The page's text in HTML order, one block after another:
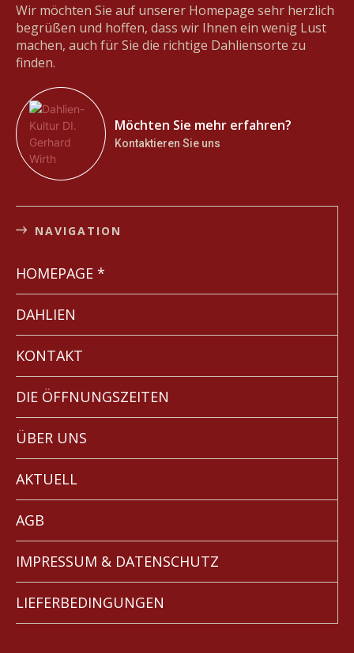
Wir möchten Sie auf unserer Homepage sehr herzlich
begrüßen und hoffen, dass wir Ihnen ein wenig Lust
machen, auch für Sie die richtige Dahliensorte zu
finden.
Möchten Sie mehr erfahren?
Kontaktieren Sie uns
NAVIGATION
HOMEPAGE *
DAHLIEN
KONTAKT
DIE ÖFFNUNGSZEITEN
ÜBER UNS
AKTUELL
AGB
IMPRESSUM & DATENSCHUTZ
LIEFERBEDINGUNGEN